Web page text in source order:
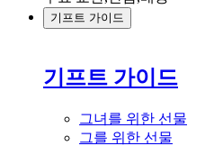
기프트 가이드
기프트 가이드
그녀를 위한 선물
그를 위한 선물